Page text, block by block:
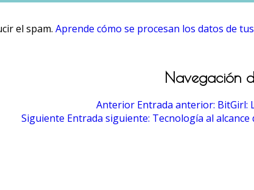
el spam.Aprende cómo se procesan los datos de
Navegación
Anterior Entrada anterior: BitGirl:
Siguiente Entrada siguiente: Tecnología al alcance